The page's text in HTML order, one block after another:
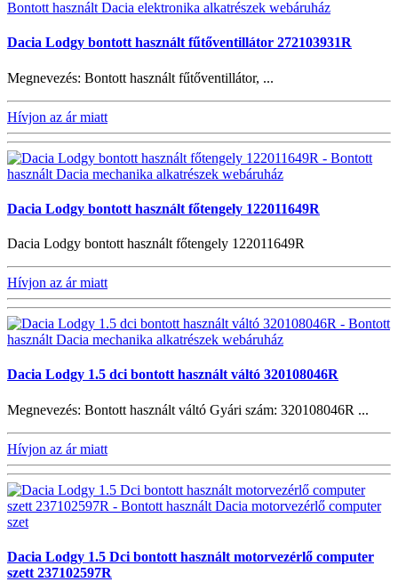
Dacia Lodgy bontott használt fűtőventillátor 272103931R
Megnevezés: Bontott használt fűtőventillátor, ...
Hívjon az ár miatt
Dacia Lodgy bontott használt főtengely 122011649R
Dacia Lodgy bontott használt főtengely 122011649R
Hívjon az ár miatt
Dacia Lodgy 1.5 dci bontott használt váltó 320108046R
Megnevezés: Bontott használt váltó Gyári szám: 320108046R ...
Hívjon az ár miatt
Dacia Lodgy 1.5 Dci bontott használt motorvezérlő computer
szett 237102597R